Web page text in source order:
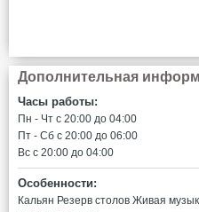
Дополнительная
Часы работы:
Пн - Чт c 20:00 до 04:00
Пт - Сб c 20:00 до 06:00
Вс c 20:00 до 04:00
Особенности:
Кальян Резерв столов Живая